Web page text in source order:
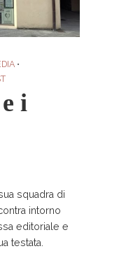
•
i
sua squadra di
intorno
editoriale e
testata.